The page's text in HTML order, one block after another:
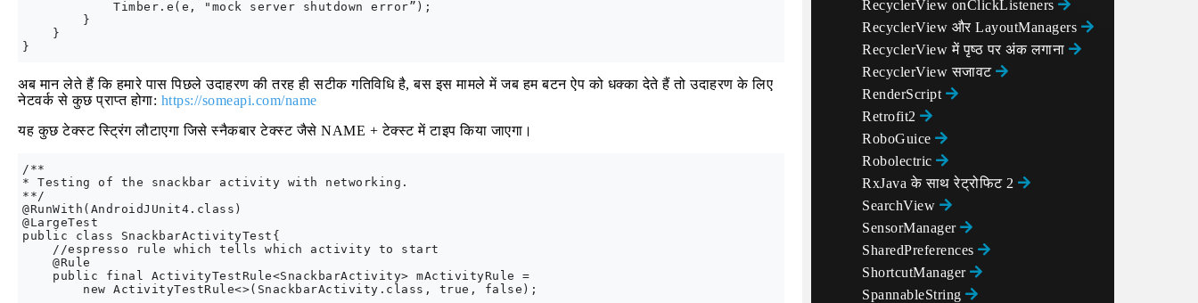
            Timber.e(e, "mock server shutdown error”);
        }
    }
अब मान लेते हैं कि हमारे पास पिछले उदाहरण की तरह ही सटीक गतिविधि है, बस इस मामले में जब हम बटन ऐप को धक्का देते हैं तो उदाहरण के लिए
नेटवर्क से कुछ प्राप्त होगा: https://someapi.com/name
यह कुछ टेक्स्ट स्ट्रिंग लौटाएगा जिसे स्नैकबार टेक्स्ट जैसे NAME + टेक्स्ट में टाइप किया जाएगा।
/**
* Testing of the snackbar activity with networking.
**/
@RunWith(AndroidJUnit4.class)
@LargeTest
public class SnackbarActivityTest{
    //espresso rule which tells which activity to start
    @Rule
    public final ActivityTestRule<SnackbarActivity> mActivityRule =
        new ActivityTestRule<>(SnackbarActivity.class, true, false);
RecyclerView onClickListeners
RecyclerView और LayoutManagers
RecyclerView में पृष्ठ पर अंक लगाना
RecyclerView सजावट
RenderScript
Retrofit2
RoboGuice
Robolectric
RxJava के साथ रेट्रोफिट 2
SearchView
SensorManager
SharedPreferences
ShortcutManager
SpannableString